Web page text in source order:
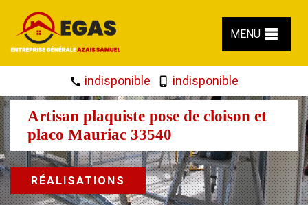
MENU
indisponible indisponible
Artisan plaquiste pose de cloison et
placo Mauriac 33540
RÉALISATIONS